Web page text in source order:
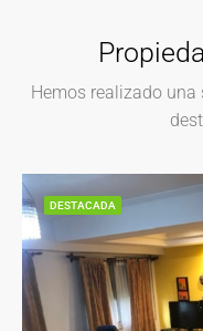
Hemos realizado
DESTACADA